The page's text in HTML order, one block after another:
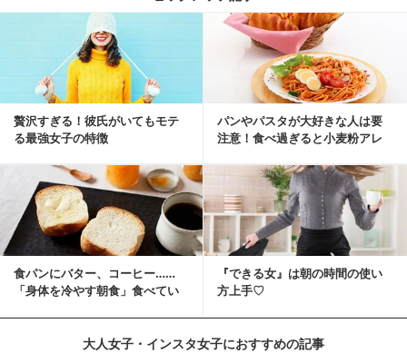
贅沢すぎる！彼氏がいてもモテ
る最強女子の特徴
パンやパスタが大好きな人は要
注意！食べ過ぎると小麦粉アレ
食パンにバター、コーヒー……
「身体を冷やす朝食」食べてい
『できる女』は朝の時間の使い
方上手♡
大人女子・インスタ女子におすすめの記事